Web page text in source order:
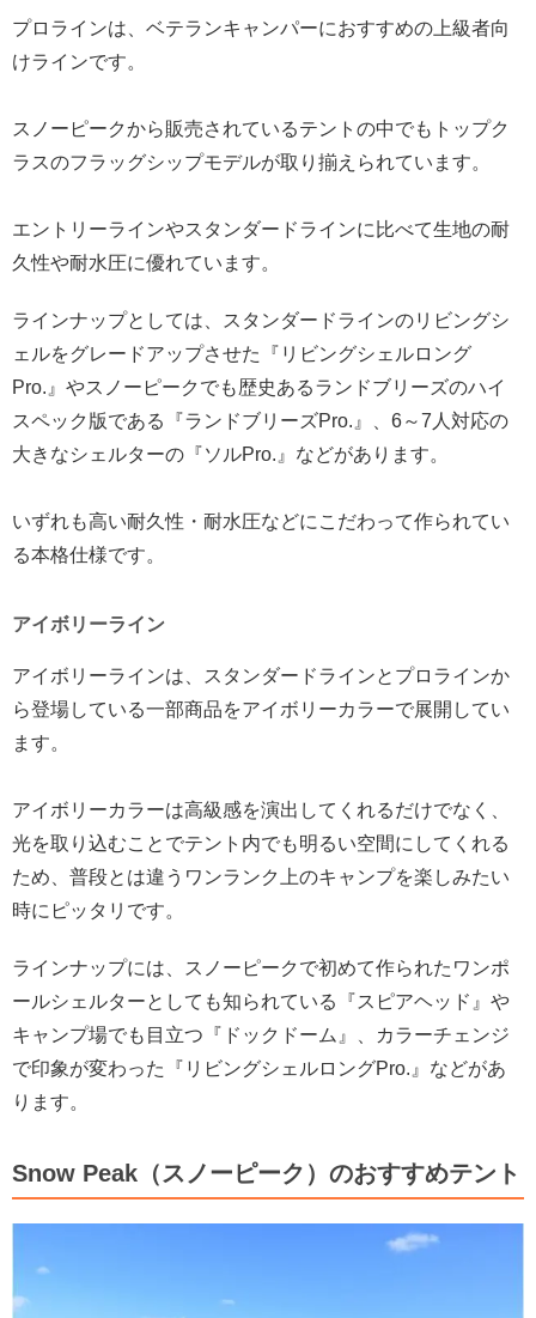
プロラインは、ベテランキャンパーにおすすめの上級者向
けラインです。
スノーピークから販売されているテントの中でもトップク
ラスのフラッグシップモデルが取り揃えられています。
エントリーラインやスタンダードラインに比べて生地の耐
久性や耐水圧に優れています。
ラインナップとしては、スタンダードラインのリビングシ
ェルをグレードアップさせた『リビングシェルロング
Pro.』やスノーピークでも歴史あるランドブリーズのハイ
スペック版である『ランドブリーズPro.』、6～7人対応の
大きなシェルターの『ソルPro.』などがあります。
いずれも高い耐久性・耐水圧などにこだわって作られてい
る本格仕様です。
アイボリーライン
アイボリーラインは、スタンダードラインとプロラインか
ら登場している一部商品をアイボリーカラーで展開してい
ます。
アイボリーカラーは高級感を演出してくれるだけでなく、
光を取り込むことでテント内でも明るい空間にしてくれる
ため、普段とは違うワンランク上のキャンプを楽しみたい
時にピッタリです。
ラインナップには、スノーピークで初めて作られたワンポ
ールシェルターとしても知られている『スピアヘッド』や
キャンプ場でも目立つ『ドックドーム』、カラーチェンジ
で印象が変わった『リビングシェルロングPro.』などがあ
ります。
Snow Peak（スノーピーク）のおすすめテント